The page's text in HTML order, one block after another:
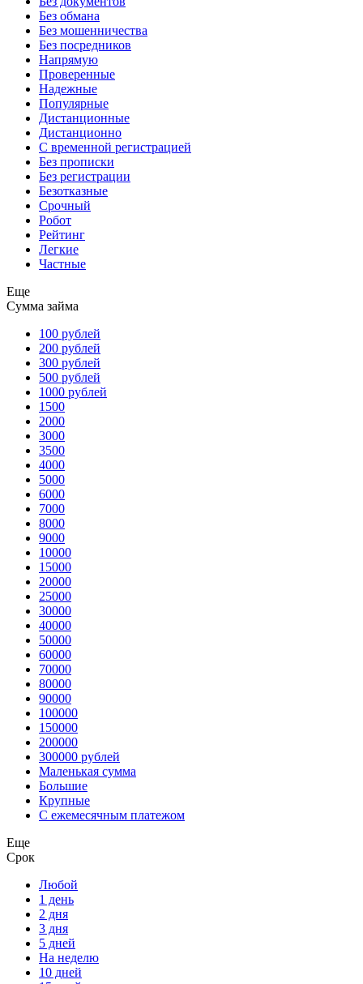
Без обмана
Без мошенничества
Без посредников
Напрямую
Проверенные
Надежные
Популярные
Дистанционные
Дистанционно
С временной регистрацией
Без прописки
Без регистрации
Безотказные
Срочный
Робот
Рейтинг
Легкие
Частные
Еще
Сумма займа
100 рублей
200 рублей
300 рублей
500 рублей
1000 рублей
1500
2000
3000
3500
4000
5000
6000
7000
8000
9000
10000
15000
20000
25000
30000
40000
50000
60000
70000
80000
90000
100000
150000
200000
300000 рублей
Маленькая сумма
Большие
Крупные
С ежемесячным платежом
Еще
Срок
Любой
1 день
2 дня
3 дня
5 дней
На неделю
10 дней